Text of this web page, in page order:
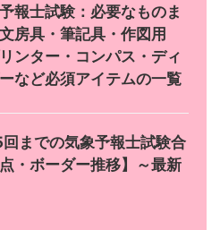
予報士試験：必要なものま
房具・筆記具・作図用
ンター・コンパス・ディ
など必須アイテムの一覧
回までの気象予報士試験合
・ボーダー推移】～最新